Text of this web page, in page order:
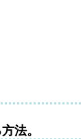
法。